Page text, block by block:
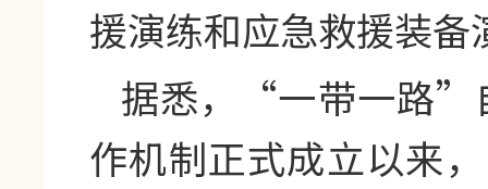
援演练和应急救援装备
据悉，“一带一路”
作机制正式成立以来